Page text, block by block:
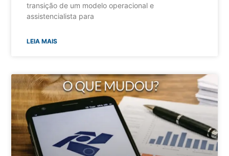
transição de um modelo operacional e
assistencialista para
LEIA MAIS